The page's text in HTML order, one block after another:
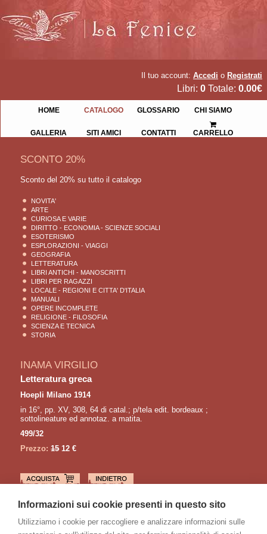
Il tuo account: Accedi o Registrati
Libri: 0 Totale: 0.00€
HOME CATALOGO GLOSSARIO CHI SIAMO
GALLERIA SITI AMICI CONTATTI CARRELLO
SCONTO 20%
Sconto del 20% su tutto il catalogo
NOVITA'
ARTE
CURIOSA E VARIE
DIRITTO - ECONOMIA - SCIENZE SOCIALI
ESOTERISMO
ESPLORAZIONI - VIAGGI
GEOGRAFIA
LETTERATURA
LIBRI ANTICHI - MANOSCRITTI
LIBRI PER RAGAZZI
LOCALE - REGIONI E CITTA' D'ITALIA
MANUALI
OPERE INCOMPLETE
RELIGIONE - FILOSOFIA
SCIENZA E TECNICA
STORIA
INAMA VIRGILIO
Letteratura greca
Hoepli Milano 1914
in 16°, pp. XV, 308, 64 di catal.; p/tela edit. bordeaux ;
sottolineature ed annotaz. a matita.
499/32
Prezzo: 1512 €
LETTURE CONSIGLIATE
Anrufung des grossen bären. Gedichte
Informazioni sui cookie presenti in questo sito
Utilizziamo i cookie per raccogliere e analizzare informazioni sulle